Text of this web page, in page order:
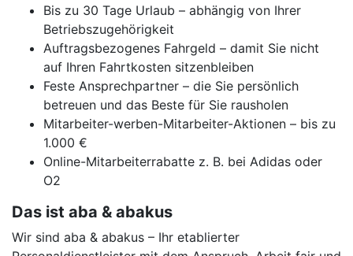
Bis zu 30 Tage Urlaub – abhängig von Ihrer
Betriebszugehörigkeit
Auftragsbezogenes Fahrgeld – damit Sie nicht
auf Ihren Fahrtkosten sitzenbleiben
Feste Ansprechpartner – die Sie persönlich
betreuen und das Beste für Sie rausholen
Mitarbeiter-werben-Mitarbeiter-Aktionen – bis zu
1.000 €
Online-Mitarbeiterrabatte z. B. bei Adidas oder
O2
Das ist aba & abakus
Wir sind aba & abakus – Ihr etablierter